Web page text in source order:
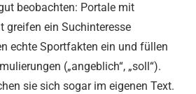
beobachten: Portale mit
greifen ein Suchinteresse
echte Sportfakten ein und füllen
(„angeblich“, „soll“).
sie sich sogar im eigenen Text.